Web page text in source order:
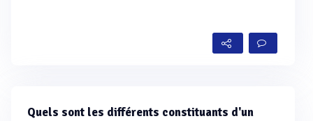
Quels sont les différents constituants d'un